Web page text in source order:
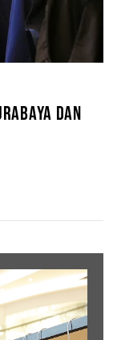
DAN